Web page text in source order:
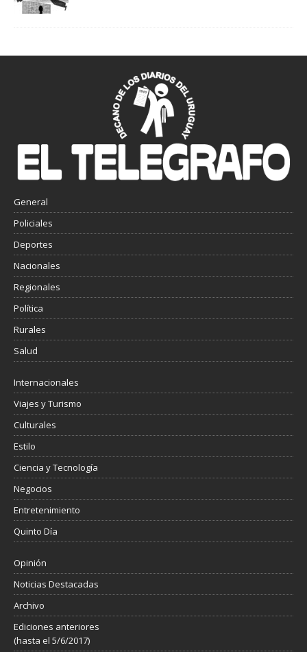
General
Policiales
Deportes
Nacionales
Regionales
Política
Rurales
Salud
Internacionales
Viajes y Turismo
Culturales
Estilo
Ciencia y Tecnología
Negocios
Entretenimiento
Quinto Día
Opinión
Noticias Destacadas
Archivo
Ediciones anteriores
(hasta el 5/6/2017)